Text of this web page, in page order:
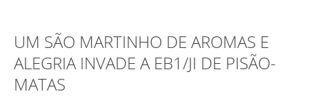
Associação de Estudantes
Erasmus+
Calendário Escolar
UM SÃO MARTINHO DE AROMAS E
ALEGRIA INVADE A EB1/JI DE PISÃO-
MATAS